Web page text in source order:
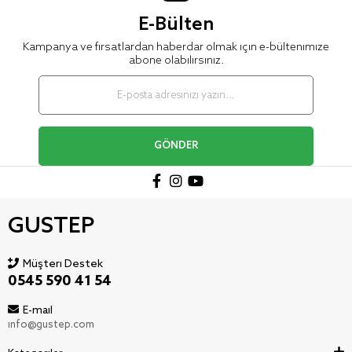
E-Bülten
Kampanya ve fırsatlardan haberdar olmak için e-bültenimize
abone olabilirsiniz.
GÖNDER
GUSTEP
Müşteri Destek
0545 590 41 54
E-mail
info@gustep.com